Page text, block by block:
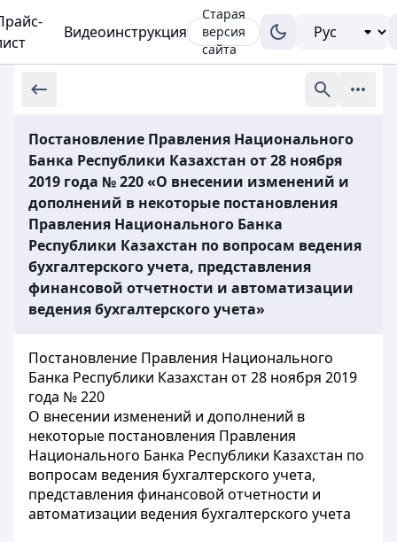
Видеоинструкция
Старая
версия
сайта
Постановление Правления Национального
Банка Республики Казахстан от 28 ноября
2019 года № 220 «О внесении изменений и
дополнений в некоторые постановления
Правления Национального Банка
Республики Казахстан по вопросам ведения
бухгалтерского учета, представления
финансовой отчетности и автоматизации
ведения бухгалтерского учета»
Постановление Правления Национального
Банка Республики Казахстан от 28 ноября 2019
года № 220
О внесении изменений и дополнений в
некоторые постановления Правления
Национального Банка Республики Казахстан по
вопросам ведения бухгалтерского учета,
представления финансовой отчетности и
автоматизации ведения бухгалтерского учета